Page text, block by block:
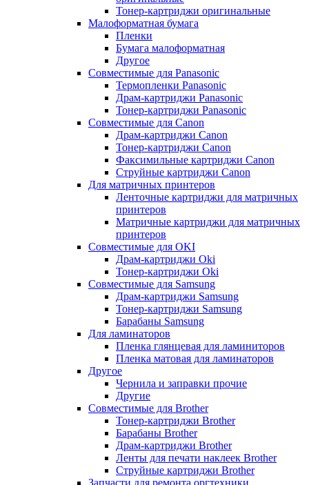
Тонер-картриджи оригинальные
Малоформатная бумага
Пленки
Бумага малоформатная
Другое
Совместимые для Panasonic
Термопленки Panasonic
Драм-картриджи Panasonic
Тонер-картриджи Panasonic
Совместимые для Canon
Драм-картриджи Canon
Тонер-картриджи Canon
Факсимильные картриджи Canon
Струйные картриджи Canon
Для матричных принтеров
Ленточные картриджи для матричных
принтеров
Матричные картриджи для матричных
принтеров
Совместимые для OKI
Драм-картриджи Oki
Тонер-картриджи Oki
Совместимые для Samsung
Драм-картриджи Samsung
Тонер-картриджи Samsung
Барабаны Samsung
Для ламинаторов
Пленка глянцевая для ламиниторов
Пленка матовая для ламинаторов
Другое
Чернила и заправки прочие
Другие
Совместимые для Brother
Тонер-картриджи Brother
Барабаны Brother
Драм-картриджи Brother
Ленты для печати наклеек Brother
Струйные картриджи Brother
Запчасти для ремонта оргтехники